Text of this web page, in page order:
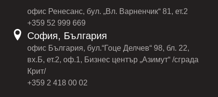
офис Ренесанс, бул. „Вл. Варненчик“ 81, ет.2
+359 52 999 669
София, България
офис България, бул.“Гоце Делчев“ 98, бл. 22,
вх.Б, ет.2, оф.1, Бизнес център „Азимут“ /сграда
Крит/
+359 2 418 00 02